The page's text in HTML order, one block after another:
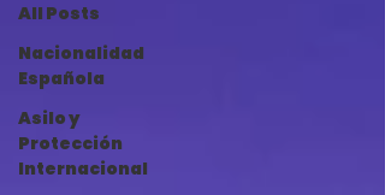
All Posts
Nacionalidad
Española
Asilo y
Protección
Internacional